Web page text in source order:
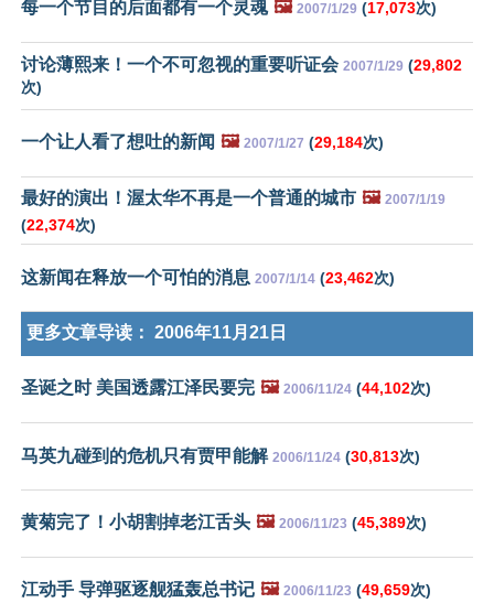
每一个节目的后面都有一个灵魂 🖼️ 2007/1/29 (17,073次)
讨论薄熙来！一个不可忽视的重要听证会 2007/1/29 (29,802
次)
一个让人看了想吐的新闻 🖼️ 2007/1/27 (29,184次)
最好的演出！渥太华不再是一个普通的城市 🖼️ 2007/1/19
(22,374次)
这新闻在释放一个可怕的消息 2007/1/14 (23,462次)
更多文章导读： 2006年11月21日
圣诞之时 美国透露江泽民要完 🖼️ 2006/11/24 (44,102次)
马英九碰到的危机只有贾甲能解 2006/11/24 (30,813次)
黄菊完了！小胡割掉老江舌头 🖼️ 2006/11/23 (45,389次)
江动手 导弹驱逐舰猛轰总书记 🖼️ 2006/11/23 (49,659次)